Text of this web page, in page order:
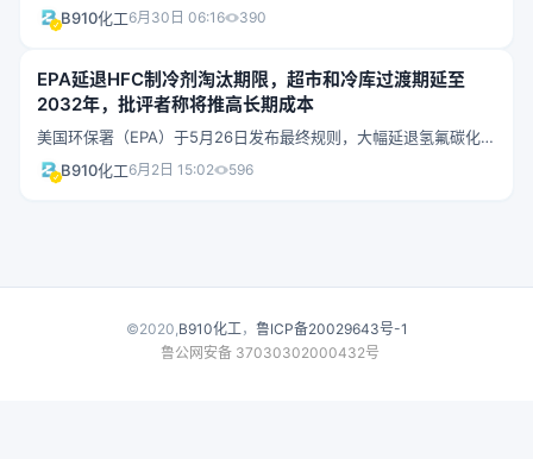
剂产能计划，将全面利用其在《蒙特利尔议定书》和《基加利修正
案》框架下的制冷剂气体配额，以满足全球制冷剂市场持续增长的
B910化工6月30日 06:16 390
EPA延退HFC制冷剂淘汰期限，超市和冷库过渡期延至
2032年，批评者称将推高长期成本
美国环保署（EPA）于5月26日发布最终规则，大幅延退氢氟碳化物
（HFC）制冷剂的淘汰期限：超市制冷系统从2027年推迟到2032
年，冷库系统从2026年推迟到2032年。支持方认为此举可降低超
B910化工6月2日 15:02 596
©2020,B910化工， 鲁ICP备20029643号-1
鲁公网安备 37030302000432号